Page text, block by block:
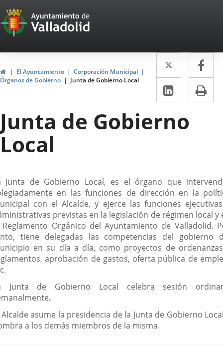
Portal
Web
del
Ayuntamiento
de
Valladolid
InicioEl Ayuntamiento
Corporación Municipal
Órganos de Gobierno
Junta de Gobierno Local
Twitter
Enlace
a
una
externa.
a
LinkedIn
Enlace
a
una
Junta de Gobierno
Local
Junta de Gobierno Local, es el órgano que
en las funciones de dirección en la
con el Alcalde, y ejerce las funciones
previstas en la legislación de régimen local y
Orgánico del Ayuntamiento de Valladolid.
tiene delegadas las competencias del gobierno
en su día a día, como proyectos de
aprobación de gastos, oferta pública de
Junta de Gobierno Local celebra sesión
.
Alcalde asume la presidencia de la Junta de Gobierno
a los demás miembros de la misma.